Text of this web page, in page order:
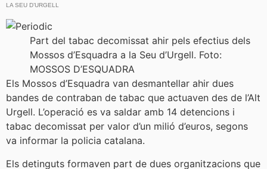
LA SEU D’URGELL
Part del tabac decomissat ahir pels efectius dels
Mossos d’Esquadra a la Seu d’Urgell. Foto:
MOSSOS D’ESQUADRA
Els Mossos d’Esquadra van desmantellar ahir dues
bandes de contraban de tabac que actuaven des de l’Alt
Urgell. L’operació es va saldar amb 14 detencions i
tabac decomissat per valor d’un milió d’euros, segons
va informar la policia catalana.
Els detinguts formaven part de dues organitzacions que